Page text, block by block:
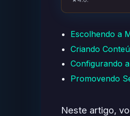
Escolhendo a
Criando
Configurando
Promovendo
Neste artigo,